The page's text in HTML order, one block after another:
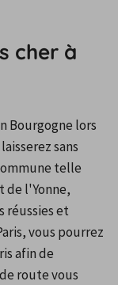
cher à
Bourgogne lors
sans
telle
de l'Yonne,
réussies et
vous pourrez
afin de
route vous